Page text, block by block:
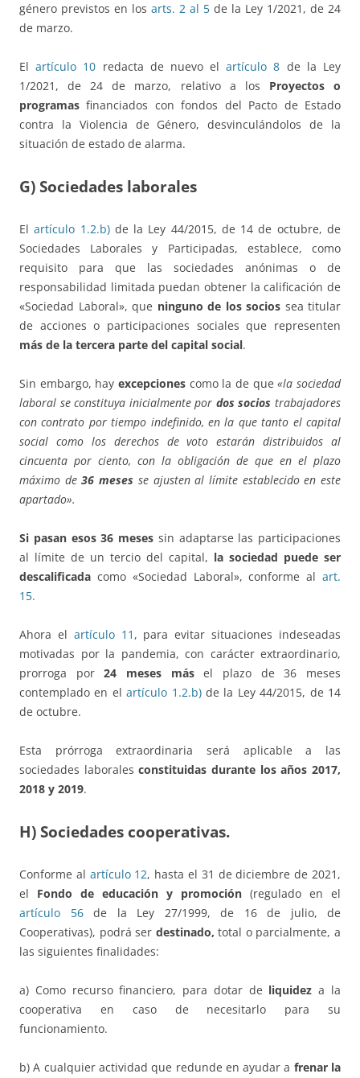
género previstos en los arts. 2 al 5 de la Ley 1/2021, de 24
de marzo.
Elartículo 10 redacta de nuevo elartículo 8 de la Ley
1/2021, de 24 de marzo, relativo a los Proyectos o
programas financiados con fondos del Pacto de Estado
contra la Violencia de Género, desvinculándolos de la
situación de estado de alarma.
G) Sociedades laborales
Elartículo 1.2.b)de la Ley 44/2015, de 14 de octubre, de
Sociedades Laborales y Participadas, establece, como
requisito para que las sociedades anónimas o de
responsabilidad limitada puedan obtener la calificación de
«Sociedad Laboral», que ninguno de los socios sea titular
de acciones o participaciones sociales que representen
más de la tercera parte del capital social.
Sin embargo, hay excepciones como la de que«la sociedad
laboral se constituya inicialmente por dos socios trabajadores
con contrato por tiempo indefinido, en la que tanto el capital
social como los derechos de voto estarán distribuidos al
cincuenta por ciento, con la obligación de que en el plazo
máximo de36 meses se ajusten al límite establecido en este
apartado».
Si pasan esos 36 meses sin adaptarse las participaciones
al límite de un tercio del capital, la sociedad puede ser
descalificada como «Sociedad Laboral», conforme al art.
15.
Ahora el artículo 11 , para evitar situaciones indeseadas
motivadas por la pandemia, con carácter extraordinario,
prorroga por24 meses másel plazo de 36 meses
contemplado en elartículo 1.2.b)de la Ley 44/2015, de 14
de octubre.
Esta prórroga extraordinaria será aplicable a las
sociedades laboralesconstituidas durante los años 2017,
2018 y 2019.
H) Sociedades cooperativas.
Conforme al artículo 12, hasta el 31 de diciembre de 2021,
el Fondo de educación y promoción (regulado en el
artículo 56de la Ley 27/1999, de 16 de julio, de
Cooperativas), podrá ser destinado, total o parcialmente, a
las siguientes finalidades:
a) Como recurso financiero, para dotar de liquidez a la
cooperativa en caso de necesitarlo para su
funcionamiento.
b) A cualquier actividad que redunde en ayudar a frenar la